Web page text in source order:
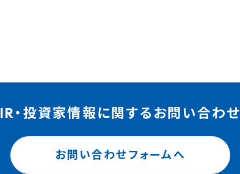
IR・投資家情報に関するお問い合わせ
お問い合わせフォームへ